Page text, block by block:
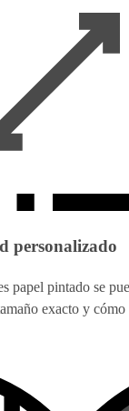
personalizado
papel pintado se
exacto y